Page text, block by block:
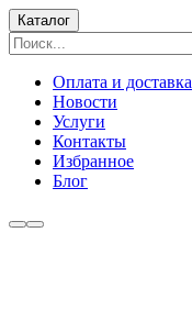
Каталог
Оплата и доставка
Новости
Услуги
Контакты
Избранное
Блог